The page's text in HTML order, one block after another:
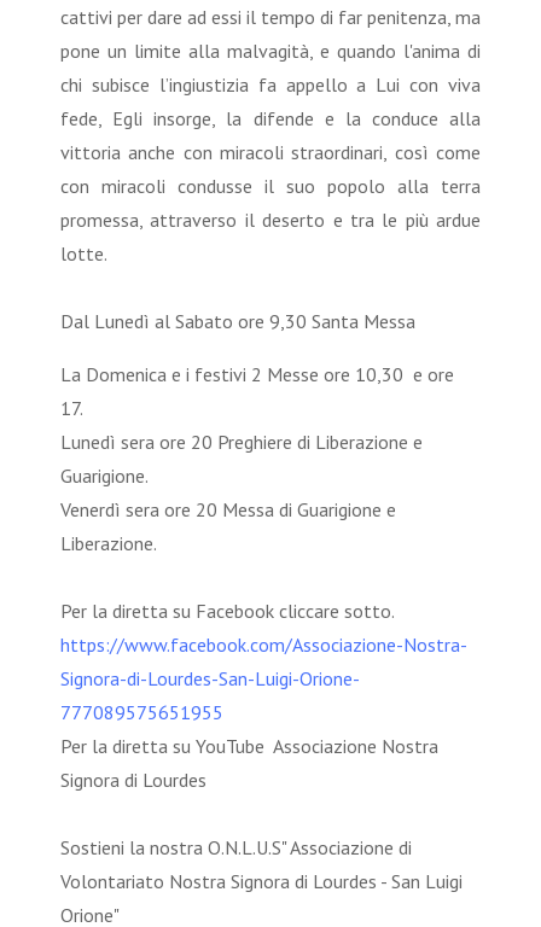
cattivi per dare ad essi il tempo di far penitenza, ma
pone un limite alla malvagità, e quando l'anima di
chi subisce l’ingiustizia fa appello a Lui con viva
fede, Egli insorge, la difende e la conduce alla
vittoria anche con miracoli straordinari, così come
con miracoli condusse il suo popolo alla terra
promessa, attraverso il deserto e tra le più ardue
lotte.
Dal Lunedì al Sabato ore 9,30 Santa Messa
La Domenica e i festivi 2 Messe ore 10,30 e ore
17.
Lunedì sera ore 20 Preghiere di Liberazione e
Guarigione.
Venerdì sera ore 20 Messa di Guarigione e
Liberazione.
Per la diretta su Facebook cliccare sotto.
https://www.facebook.com/Associazione-Nostra-
Signora-di-Lourdes-San-Luigi-Orione-
777089575651955
Per la diretta su YouTube Associazione Nostra
Signora di Lourdes
Sostieni la nostra O.N.L.U.S" Associazione di
Volontariato Nostra Signora di Lourdes - San Luigi
Orione"